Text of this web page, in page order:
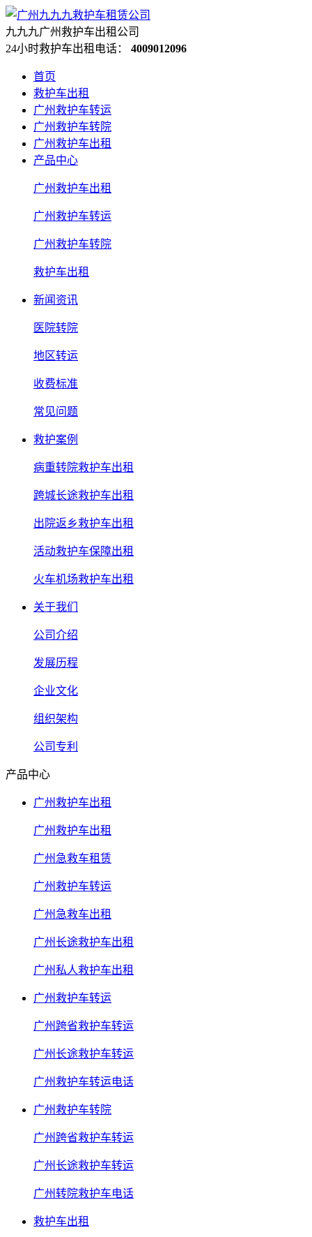
九九九广州救护车出租公司
24小时救护车出租电话：
4009012096
首页
救护车出租
广州救护车转运
广州救护车转院
广州救护车出租
产品中心
广州救护车出租
广州救护车转运
广州救护车转院
救护车出租
新闻资讯
医院转院
地区转运
收费标准
常见问题
救护案例
病重转院救护车出租
跨城长途救护车出租
出院返乡救护车出租
活动救护车保障出租
火车机场救护车出租
关于我们
公司介绍
发展历程
企业文化
组织架构
公司专利
产品中心
广州救护车出租
广州救护车出租
广州急救车租赁
广州救护车转运
广州急救车出租
广州长途救护车出租
广州私人救护车出租
广州救护车转运
广州跨省救护车转运
广州长途救护车转运
广州救护车转运电话
广州救护车转院
广州跨省救护车转运
广州长途救护车转运
广州转院救护车电话
救护车出租